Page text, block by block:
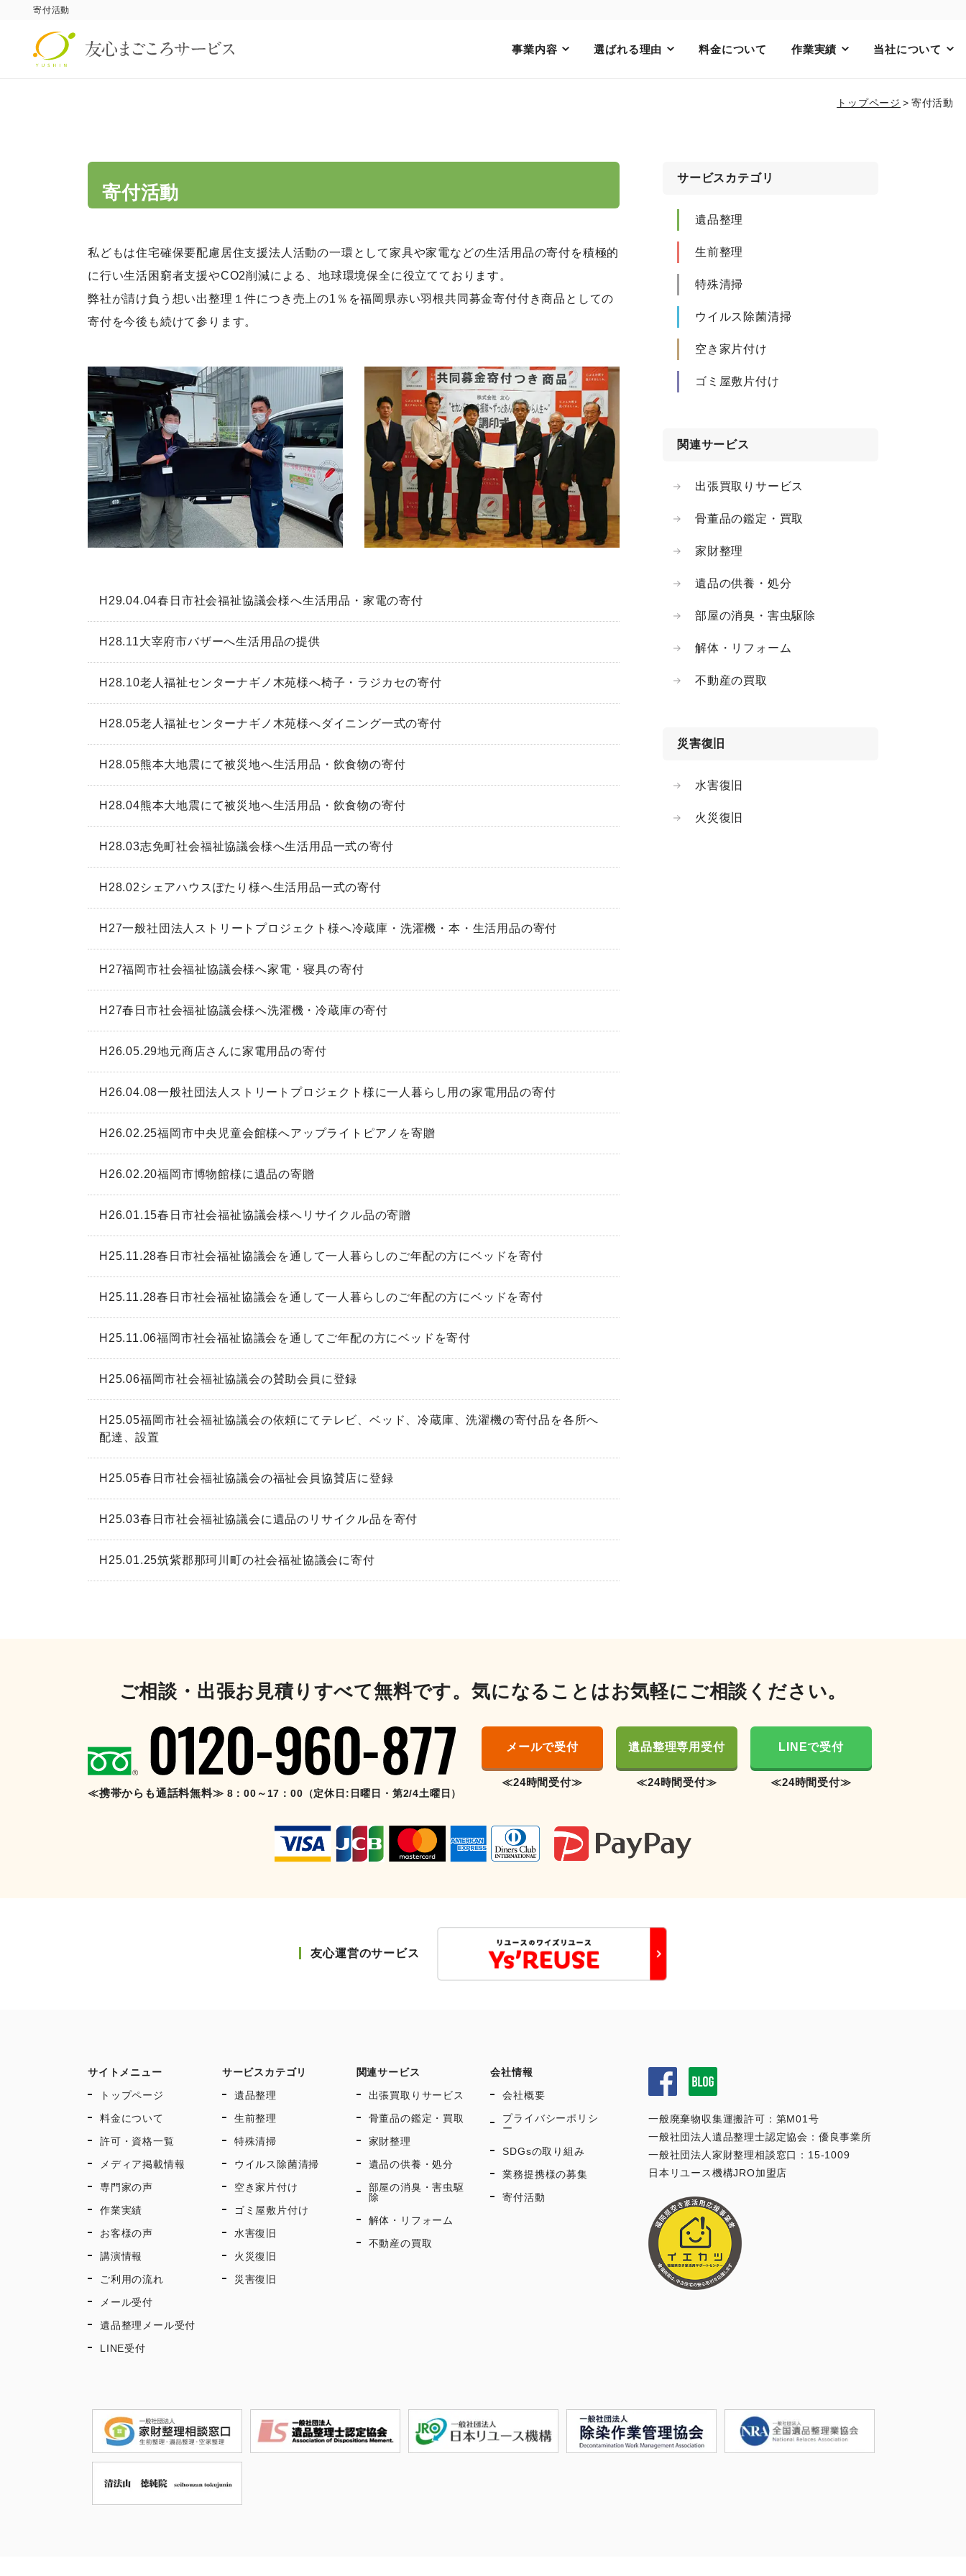
寄付活動
事業内容 選ばれる理由 料金について 作業実績 当社について
トップページ 寄付活動
寄付活動
私どもは住宅確保要配慮居住支援法人活動の一環として家具や家電などの生活用品の寄付を積極的
に行い生活困窮者支援やCO2削減による、地球環境保全に役立てております。
弊社が請け負う想い出整理１件につき売上の1％を福岡県赤い羽根共同募金寄付付き商品としての
寄付を今後も続けて参ります。
H29.04.04春日市社会福祉協議会様へ生活用品・家電の寄付
H28.11大宰府市バザーへ生活用品の提供
H28.10老人福祉センターナギノ木苑様へ椅子・ラジカセの寄付
H28.05老人福祉センターナギノ木苑様へダイニング一式の寄付
H28.05熊本大地震にて被災地へ生活用品・飲食物の寄付
H28.04熊本大地震にて被災地へ生活用品・飲食物の寄付
H28.03志免町社会福祉協議会様へ生活用品一式の寄付
H28.02シェアハウスぽたり様へ生活用品一式の寄付
H27一般社団法人ストリートプロジェクト様へ冷蔵庫・洗濯機・本・生活用品の寄付
H27福岡市社会福祉協議会様へ家電・寝具の寄付
H27春日市社会福祉協議会様へ洗濯機・冷蔵庫の寄付
H26.05.29地元商店さんに家電用品の寄付
H26.04.08一般社団法人ストリートプロジェクト様に一人暮らし用の家電用品の寄付
H26.02.25福岡市中央児童会館様へアップライトピアノを寄贈
H26.02.20福岡市博物館様に遺品の寄贈
H26.01.15春日市社会福祉協議会様へリサイクル品の寄贈
H25.11.28春日市社会福祉協議会を通して一人暮らしのご年配の方にベッドを寄付
H25.11.28春日市社会福祉協議会を通して一人暮らしのご年配の方にベッドを寄付
H25.11.06福岡市社会福祉協議会を通してご年配の方にベッドを寄付
H25.06福岡市社会福祉協議会の賛助会員に登録
H25.05福岡市社会福祉協議会の依頼にてテレビ、ベッド、冷蔵庫、洗濯機の寄付品を各所へ
配達、設置
H25.05春日市社会福祉協議会の福祉会員協賛店に登録
H25.03春日市社会福祉協議会に遺品のリサイクル品を寄付
H25.01.25筑紫郡那珂川町の社会福祉協議会に寄付
サービスカテゴリ
遺品整理
生前整理
特殊清掃
ウイルス除菌清掃
空き家片付け
ゴミ屋敷片付け
関連サービス
出張買取りサービス
骨董品の鑑定・買取
家財整理
遺品の供養・処分
部屋の消臭・害虫駆除
解体・リフォーム
不動産の買取
災害復旧
水害復旧
火災復旧
ご相談・出張お見積りすべて無料です。気になることはお気軽にご相談ください。
≪携帯からも通話料無料≫ 8：00～17：00（定休日:日曜日・第2/4土曜日）
メールで受付
≪24時間受付≫
遺品整理専用受付
≪24時間受付≫
LINEで受付
≪24時間受付≫
友心運営のサービス
サイトメニュー
トップページ
料金について
許可・資格一覧
メディア掲載情報
専門家の声
作業実績
お客様の声
講演情報
ご利用の流れ
メール受付
遺品整理メール受付
LINE受付
サービスカテゴリ
遺品整理
生前整理
特殊清掃
ウイルス除菌清掃
空き家片付け
ゴミ屋敷片付け
水害復旧
火災復旧
災害復旧
関連サービス
出張買取りサービス
骨董品の鑑定・買取
家財整理
遺品の供養・処分
部屋の消臭・害虫駆
除
解体・リフォーム
不動産の買取
会社情報
会社概要
プライバシーポリシ
ー
SDGsの取り組み
業務提携様の募集
寄付活動
一般廃棄物収集運搬許可：第M01号
一般社団法人遺品整理士認定協会：優良事業所
一般社団法人家財整理相談窓口：15-1009
日本リユース機構JRO加盟店